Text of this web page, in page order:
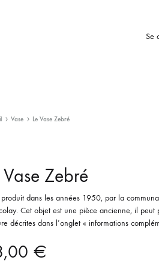
Se
Vase Le Vase Zebré
Vase Zebré
produit dans les années 1950, par la
Cet objet est une pièce ancienne, il peut
décrites dans l’onglet « informations
€